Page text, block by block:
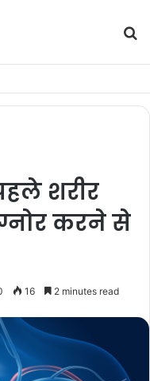
शरीर
करने से
16 2 minutes read